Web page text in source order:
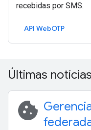
recebidas por SMS.
API WebOTP
Últimas notícias
cookie